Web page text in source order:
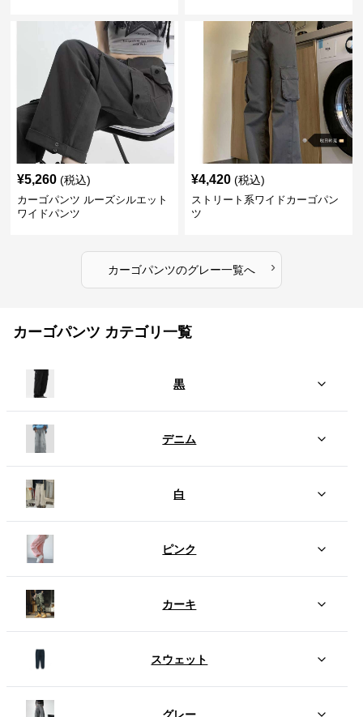
¥5,260 (税込)
カーゴパンツ ルーズシルエット
ワイドパンツ
¥4,420 (税込)
ストリート系ワイドカーゴパン
ツ
カーゴパンツのグレー一覧へ ›
カーゴパンツ カテゴリ一覧
黒
デニム
白
ピンク
カーキ
スウェット
グレー